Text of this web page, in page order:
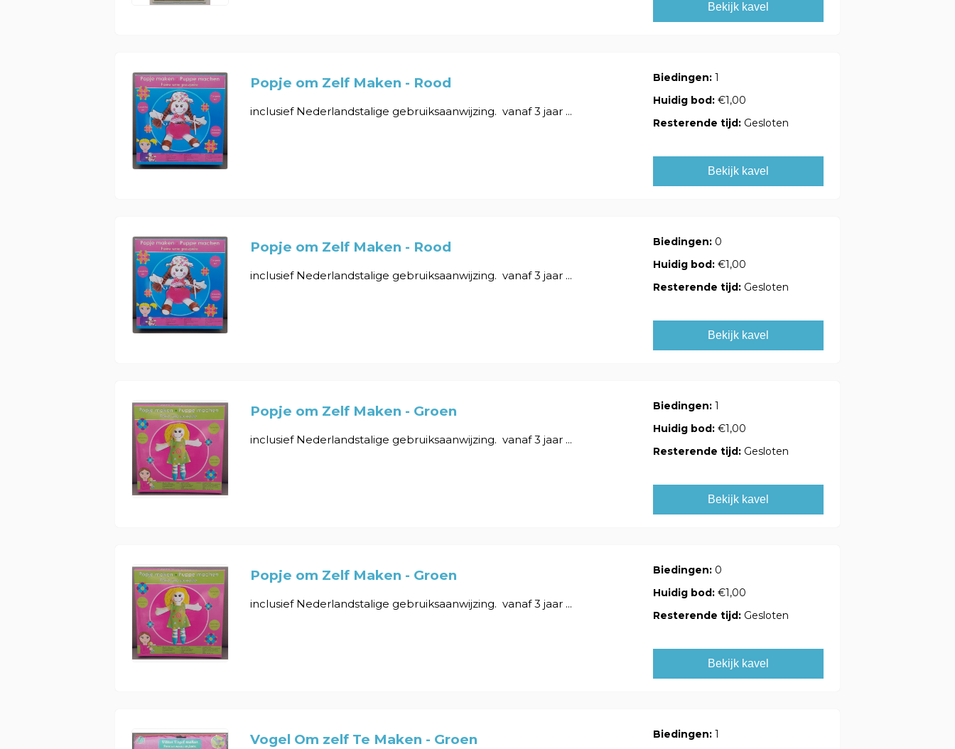
Bekijk kavel
Popje om Zelf Maken - Rood
inclusief Nederlandstalige gebruiksaanwijzing. vanaf 3 jaar ...
Biedingen: 1
Huidig bod:€1,00
Resterende tijd: Gesloten
Bekijk kavel
Popje om Zelf Maken - Rood
inclusief Nederlandstalige gebruiksaanwijzing. vanaf 3 jaar ...
Biedingen: 0
Huidig bod:€1,00
Resterende tijd: Gesloten
Bekijk kavel
Popje om Zelf Maken - Groen
inclusief Nederlandstalige gebruiksaanwijzing. vanaf 3 jaar ...
Biedingen: 1
Huidig bod:€1,00
Resterende tijd: Gesloten
Bekijk kavel
Popje om Zelf Maken - Groen
inclusief Nederlandstalige gebruiksaanwijzing. vanaf 3 jaar ...
Biedingen: 0
Huidig bod:€1,00
Resterende tijd: Gesloten
Bekijk kavel
Vogel Om zelf Te Maken - Groen Biedingen: 1